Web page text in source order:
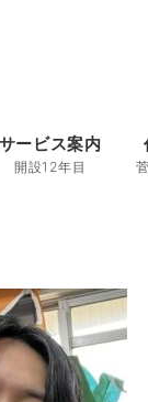
サービス案内
開設12年目